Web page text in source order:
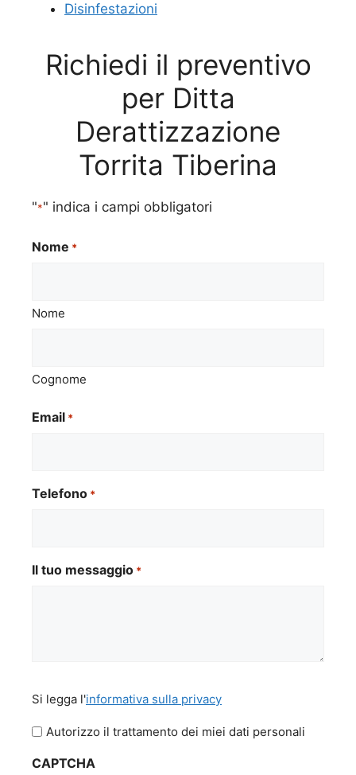
Disinfestazioni
Richiedi il preventivo
per Ditta
Derattizzazione
Torrita Tiberina
"*" indica i campi obbligatori
Nome *
Nome
Cognome
Email *
Telefono *
Il tuo messaggio *
legga
l'informativa
privacy
Si legga l'informativa sulla privacy
Autorizzo il trattamento dei miei dati personali
CAPTCHA